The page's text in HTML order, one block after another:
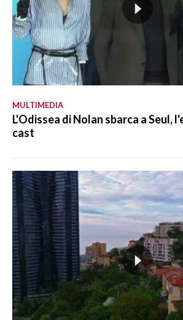
MULTIMEDIA
L'Odissea di Nolan sbarca a Seul,
cast